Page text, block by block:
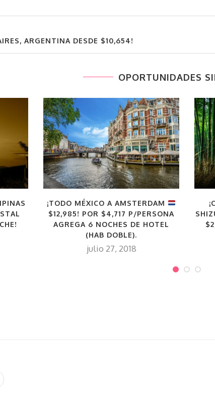
ARGENTINA DESDE $10,654!
OPORTUNIDADES
¡TODO MÉXICO A AMSTERDAM
$12,985! POR $4,717 P/PERSONA
AGREGA 6 NOCHES DE HOTEL
(HAB DOBLE).
julio 27, 2018